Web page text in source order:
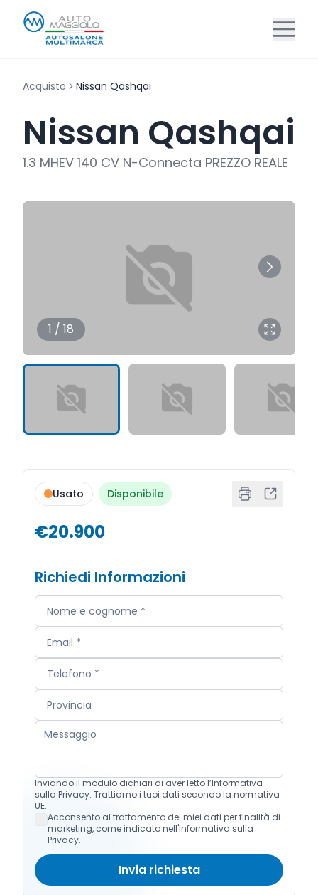
Acquisto Nissan Qashqai
Nissan Qashqai
1.3 MHEV 140 CV N-Connecta PREZZO REALE
1 / 18
Usato Disponibile
€20.900
Richiedi Informazioni
Inviando il modulo dichiari di aver letto l’Informativa
sulla Privacy. Trattiamo i tuoi dati secondo la normativa
UE.
Acconsento al trattamento dei miei dati per finalità di
marketing, come indicato nell'Informativa sulla
Privacy.
Invia richiesta